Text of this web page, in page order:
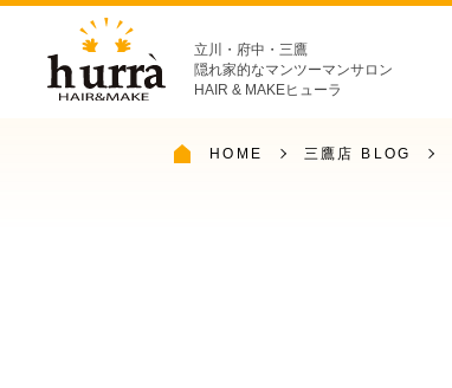
立川・府中・三鷹
隠れ家的なマンツーマンサロン
HAIR & MAKEヒューラ
HOME 三鷹店 BLOG